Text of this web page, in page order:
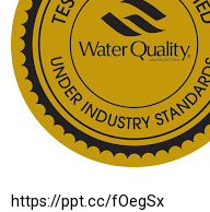
https://ppt.cc/fOegSx